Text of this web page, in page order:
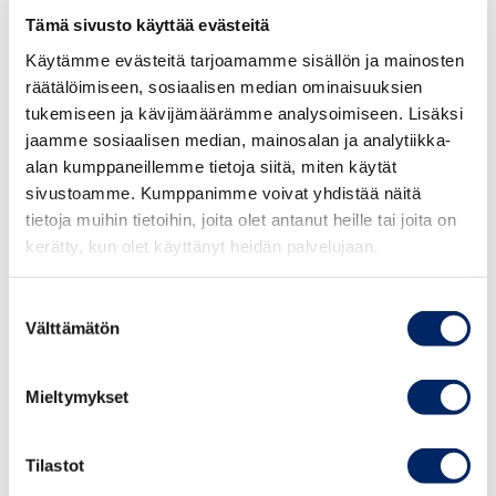
Tämä sivusto käyttää evästeitä
Käytämme evästeitä tarjoamamme sisällön ja mainosten
räätälöimiseen, sosiaalisen median ominaisuuksien
tukemiseen ja kävijämäärämme analysoimiseen. Lisäksi
jaamme sosiaalisen median, mainosalan ja analytiikka-
alan kumppaneillemme tietoja siitä, miten käytät
sivustoamme. Kumppanimme voivat yhdistää näitä
tietoja muihin tietoihin, joita olet antanut heille tai joita on
kerätty, kun olet käyttänyt heidän palvelujaan.
valinta
Välttämätön
Mieltymykset
Tilastot
mikäli sukupuolten tasa-arvo työmarkkinoilla olisi aito
huoli.
Mitä uudistusmahdollisuuksia meillä olisi?
Kotihoidontukea voisi lyhentää, kiintiöittää, kenties
tasoakin muuttaa. Toisaalta voisimme edelleen muokata
päivärahajärjestelmää ja ottaa vaikka mallia
Ruotsista. Ruotsissaei ole kotihoidontukea, mutta
lapsi täyttää 12 vuotta.
Ruotsista enemmän myöhemmin, mutta päätän tekstini
kahteen pointsiin.
Hallituksen perhevapaauudistuksessa on monia